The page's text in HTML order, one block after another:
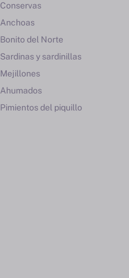
Conservas
Anchoas
Bonito del Norte
Sardinas y sardinillas
Mejillones
Ahumados
Pimientos del piquillo